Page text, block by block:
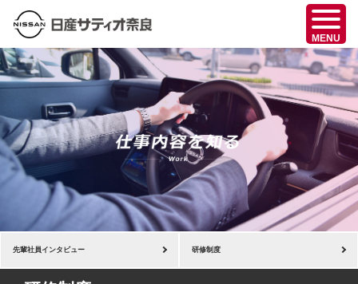
先輩社員インタビュー 研修制度